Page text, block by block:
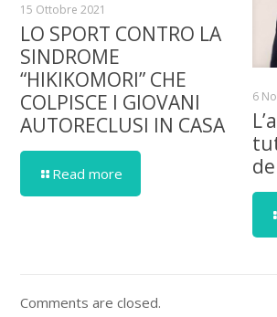
15 Ottobre 2021
LO SPORT CONTRO LA
SINDROME
“HIKIKOMORI” CHE
COLPISCE I GIOVANI
AUTORECLUSI IN CASA
Read more
6
Comments are closed.